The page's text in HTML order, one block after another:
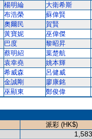
楊明綸 大衛希斯
布浩榮 蘇偉賢
奧爾民 賀賢
黃寶妮 巫偉傑
巴度 黎昭昇
蔡明紹 葉楚航
袁幸堯 姚本輝
希威森 呂健威
金誠剛 廖康銘
巫顯東
鄭俊偉
派彩 (HK$)